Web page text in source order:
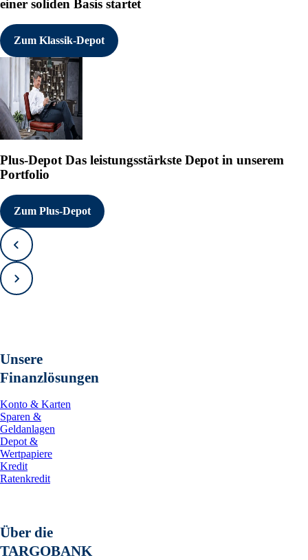
einer soliden Basis startet
Zum Klassik-Depot
Plus-Depot Das leistungsstärkste Depot in unserem
Portfolio
Zum Plus-Depot
Zurück
Vorwärts
Unsere
Finanzlösungen
Konto & Karten
Sparen &
Geldanlagen
Depot &
Wertpapiere
Kredit
Ratenkredit
Über die
TARGOBANK